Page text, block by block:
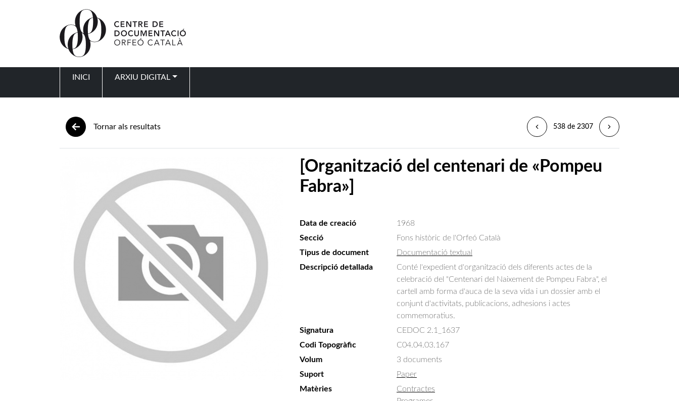
INICI ARXIU DIGITAL
Tornar als resultats 538 de 2307
[Organització del centenari de «Pompeu
Fabra»]
Data de creació
1968
Secció
Fons històric de l'Orfeó Català
Tipus de document
Documentació textual
Descripció detallada
Conté l'expedient d'organització dels diferents actes de la
celebració del "Centenari del Naixement de Pompeu Fabra", el
cartell amb forma d'auca de la seva vida i un dossier amb el
conjunt d'activitats, publicacions, adhesions i actes
commemoratius.
Signatura
CEDOC 2.1_1637
Codi Topogràfic
C04.04.03.167
Volum
3 documents
Suport
Paper
Matèries
Contractes